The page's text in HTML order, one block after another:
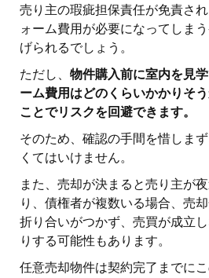
売り主の瑕疵担保責任が免責さ
ォーム費用が必要になってしま
げられるでしょう。
ただし、 物件購入前に室内を見
ーム費用はどのくらいかかりそ
ことでリスクを回避できます。
そのため、確認の手間を惜しま
くてはいけません。
また、売却が決まると売り主が
り、債権者が複数いる場合、売
折り合いがつかず、売買が成立
りする可能性もあります。
任意売却物件は契約完了までに